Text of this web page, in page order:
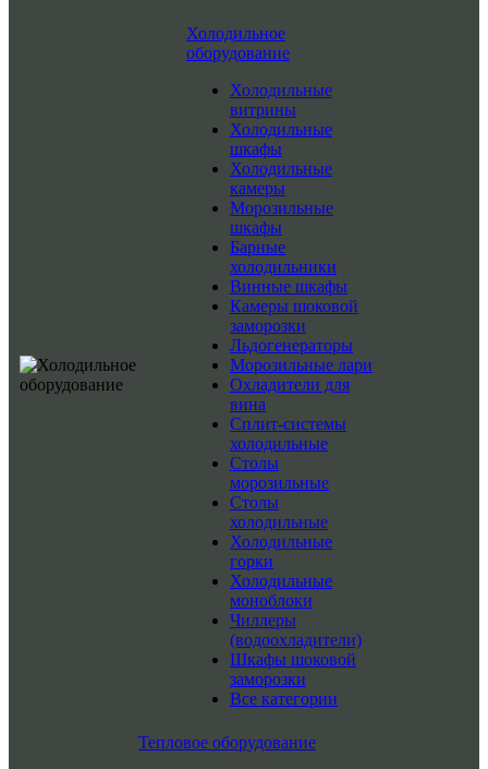
Холодильное
оборудование
Холодильные
витрины
Холодильные
шкафы
Холодильные
камеры
Морозильные
шкафы
Барные
холодильники
Винные шкафы
Камеры шоковой
заморозки
Льдогенераторы
Морозильные лари
Охладители для
вина
Сплит-системы
холодильные
Столы
морозильные
Столы
холодильные
Холодильные
горки
Холодильные
моноблоки
Чиллеры
(водоохладители)
Шкафы шоковой
заморозки
Все категории
Тепловое оборудование